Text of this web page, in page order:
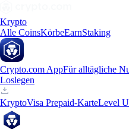
Krypto
Alle CoinsKörbeEarnStaking
Crypto.com AppFür alltägliche
Loslegen
KryptoVisa Prepaid-KarteLevel